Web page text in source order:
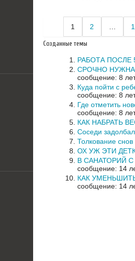
1 2
Созданные темы
РАБОТА ПОСЛЕ
СРОЧНО
сообщение: 8
Куда пойти с
сообщение: 8
Где отметить
сообщение: 8
КАК НАБРАТЬ
Соседи
Толкование снов
ОХ УЖ ЭТИ
В САНАТОРИЙ
сообщение: 14
КАК
сообщение: 14